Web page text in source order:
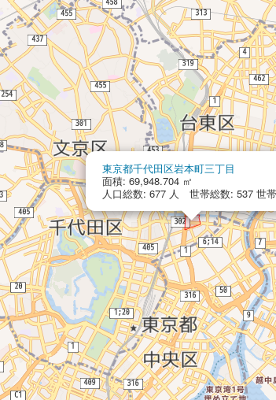
東京都千代田区岩本町三丁目
面積: 69,948.704 ㎡
人口総数: 677 人 世帯総数: 537 世帯